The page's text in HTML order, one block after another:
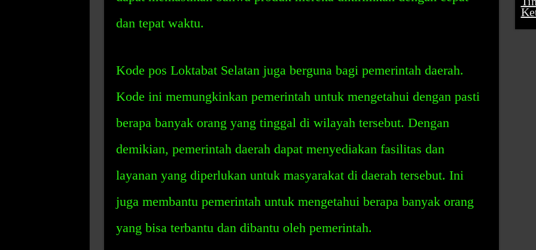
dan tepat waktu.
Kode pos Loktabat Selatan juga berguna bagi pemerintah daerah.
Kode ini memungkinkan pemerintah untuk mengetahui dengan pasti
berapa banyak orang yang tinggal di wilayah tersebut. Dengan
demikian, pemerintah daerah dapat menyediakan fasilitas dan
layanan yang diperlukan untuk masyarakat di daerah tersebut. Ini
juga membantu pemerintah untuk mengetahui berapa banyak orang
yang bisa terbantu dan dibantu oleh pemerintah.